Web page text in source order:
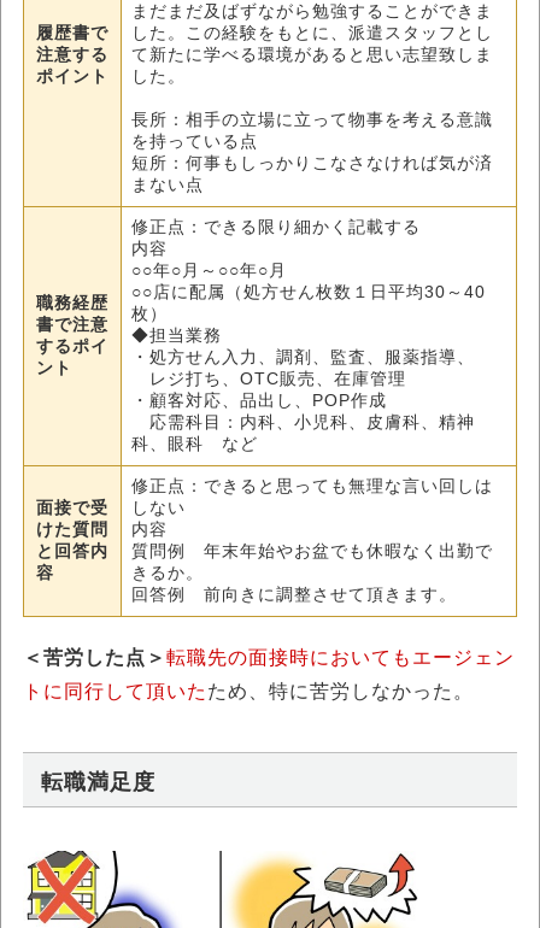
履歴書で
注意する
ポイント
まだまだ及ばずながら勉強することができま
した。この経験をもとに、派遣スタッフとし
て新たに学べる環境があると思い志望致しま
した。
長所：相手の立場に立って物事を考える意識
を持っている点
短所：何事もしっかりこなさなければ気が済
まない点
職務経歴
書で注意
するポイ
ント
修正点：できる限り細かく記載する
内容
○○年○月～○○年○月
○○店に配属（処方せん枚数１日平均30～40
枚）
◆担当業務
・処方せん入力、調剤、監査、服薬指導、
レジ打ち、OTC販売、在庫管理
・顧客対応、品出し、POP作成
応需科目：内科、小児科、皮膚科、精神
科、眼科 など
面接で受
けた質問
と回答内
容
修正点：できると思っても無理な言い回しは
しない
内容
質問例 年末年始やお盆でも休暇なく出勤で
きるか。
回答例 前向きに調整させて頂きます。
＜苦労した点＞ 転職先の面接時においてもエージェン
トに同行して頂いた ため、特に苦労しなかった。
転職満足度